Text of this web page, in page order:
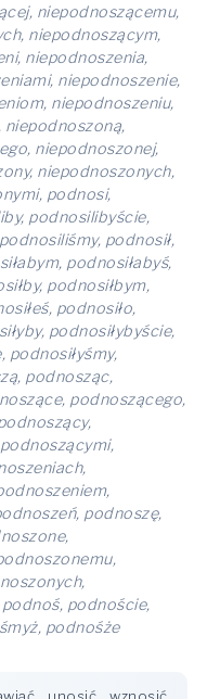
niepodnoszącemu,
niepodnoszącym,
niepodnoszenia,
niepodnoszenie,
niepodnoszeniu,
niepodnoszonej,
niepodnoszonych,
podnosi,
podnosilibyście,
podnosił,
podnosiłabyś,
podnosiłbym,
podnosiło,
podnosiłybyście,
podnosiłyśmy,
podnosząc,
podnoszącego,
podnoszę,
podnoście,
podnośże